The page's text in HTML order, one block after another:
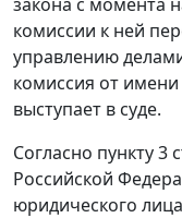
закона с момента
комиссии к ней
управлению
комиссия от
выступает в суде.
Согласно пункту 3
Российской
юридического